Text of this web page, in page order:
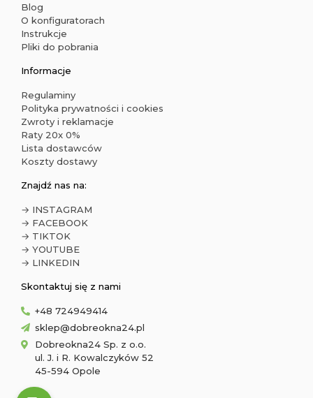
Blog
O konfiguratorach
Instrukcje
Pliki do pobrania
Informacje
Regulaminy
Polityka prywatności i cookies
Zwroty i reklamacje
Raty 20x 0%
Lista dostawców
Koszty dostawy
Znajdź nas na:
→ INSTAGRAM
→ FACEBOOK
→ TIKTOK
→ YOUTUBE
→ LINKEDIN
Skontaktuj się z nami
+48 724949414
sklep@dobreokna24.pl
Dobreokna24 Sp. z o.o.
ul. J. i R. Kowalczyków 52
45-594 Opole